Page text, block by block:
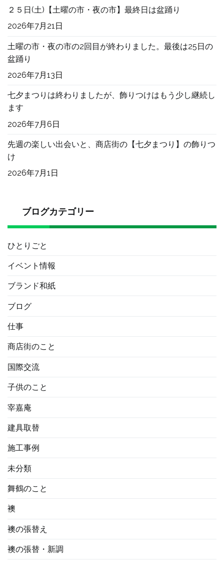
２５日(土)【土曜の市・夜の市】最終日は盆踊り
2026年7月21日
土曜の市・夜の市の2回目が終わりました。最後は25日の
盆踊り
2026年7月13日
七夕まつりは終わりましたが、飾りつけはもう少し継続し
ます
2026年7月6日
先週の楽しい出会いと、商店街の【七夕まつり】の飾りつ
け
2026年7月1日
ブログカテゴリー
ひとりごと
イベント情報
ブランド和紙
ブログ
仕事
商店街のこと
国際交流
子供のこと
宰嘉庵
建具取替
施工事例
未分類
舞鶴のこと
襖
襖の張替え
襖の張替・新調